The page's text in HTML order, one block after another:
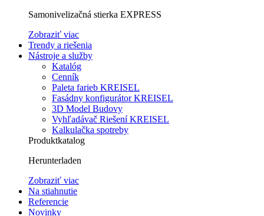
Samonivelizačná stierka EXPRESS
Zobraziť viac
Trendy a riešenia
Nástroje a služby
Katalóg
Cenník
Paleta farieb KREISEL
Fasádny konfigurátor KREISEL
3D Model Budovy
Vyhľadávač Riešení KREISEL
Kalkulačka spotreby
Produktkatalog
Herunterladen
Zobraziť viac
Na stiahnutie
Referencie
Novinky